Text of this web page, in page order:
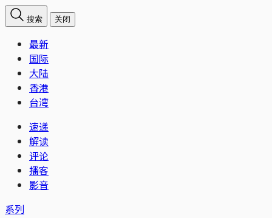
搜索 关闭
最新
国际
大陆
香港
台湾
速递
解读
评论
播客
影音
系列